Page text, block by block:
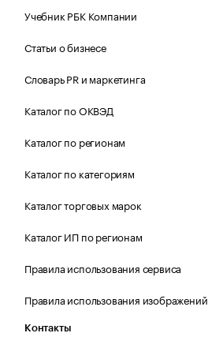
Учебник РБК Компании
Статьи о бизнесе
Словарь PR и маркетинга
Каталог по ОКВЭД
Каталог по регионам
Каталог по категориям
Каталог торговых марок
Каталог ИП по регионам
Правила использования сервиса
Правила использования изображений
Контакты